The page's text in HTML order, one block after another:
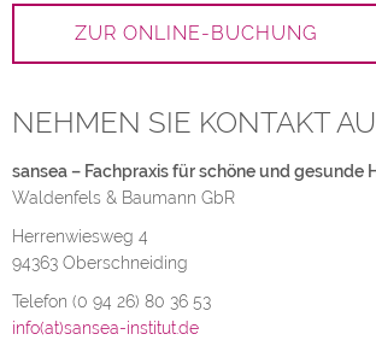
ZUR ONLINE-BUCHUNG
NEHMEN SIE KONTAKT
sansea – Fachpraxis für schöne und gesunde
Waldenfels & Baumann GbR
Herrenwiesweg 4
94363 Oberschneiding
Telefon (0 94 26) 80 36 53
info(at)sansea-institut.de